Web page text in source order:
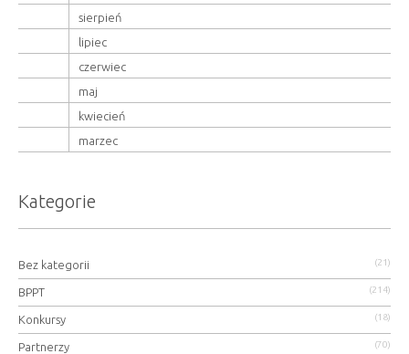
sierpień
lipiec
czerwiec
maj
kwiecień
marzec
Kategorie
Bez kategorii (21)
BPPT (214)
Konkursy (18)
Partnerzy (70)